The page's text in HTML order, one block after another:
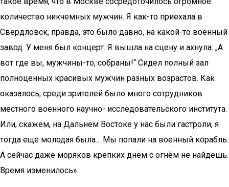
количество никчемных мужчин. Я как-то приехала в
Свердловск, правда, это было давно, на какой-то военный
завод. У меня был концерт. Я вышла на сцену и ахнула: „А
вот где вы, мужчины-то, собраны!“ Сидел полный зал
полноценных красивых мужчин разных возрастов. Как
оказалось, среди зрителей было много сотрудников
местного военного научно- исследовательского института.
Или, скажем, на Дальнем Востоке у нас были гастроли, я
тогда еще молодая была… Мы попали на военный корабль.
А сейчас даже моряков крепких днём с огнём не найдешь.
Время изменилось».